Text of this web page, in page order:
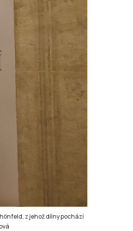
z jehož dílny pochází